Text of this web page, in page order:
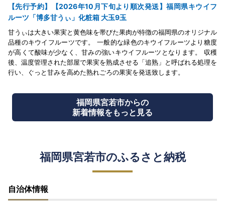
【先行予約】【2026年10月下旬より順次発送】福岡県キウイフ
ルーツ「博多甘うぃ」化粧箱 大玉9玉
甘うぃは大きい果実と黄色味を帯びた果肉が特徴の福岡県のオリジナル
品種のキウイフルーツです。 一般的な緑色のキウイフルーツより糖度
が高くて酸味が少なく、甘みの強いキウイフルーツとなります。 収穫
後、温度管理された部屋で果実を熟成させる「追熟」と呼ばれる処理を
行い、ぐっと甘みを高めた熟れごろの果実を発送致します。
福岡県宮若市からの
新着情報をもっと見る
福岡県宮若市のふるさと納税
自治体情報